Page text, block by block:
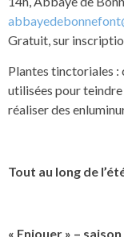
Gratuit, sur
Plantes tinctoriales :
utilisées pour
réaliser des
Tout au long de
« Enjouer » –